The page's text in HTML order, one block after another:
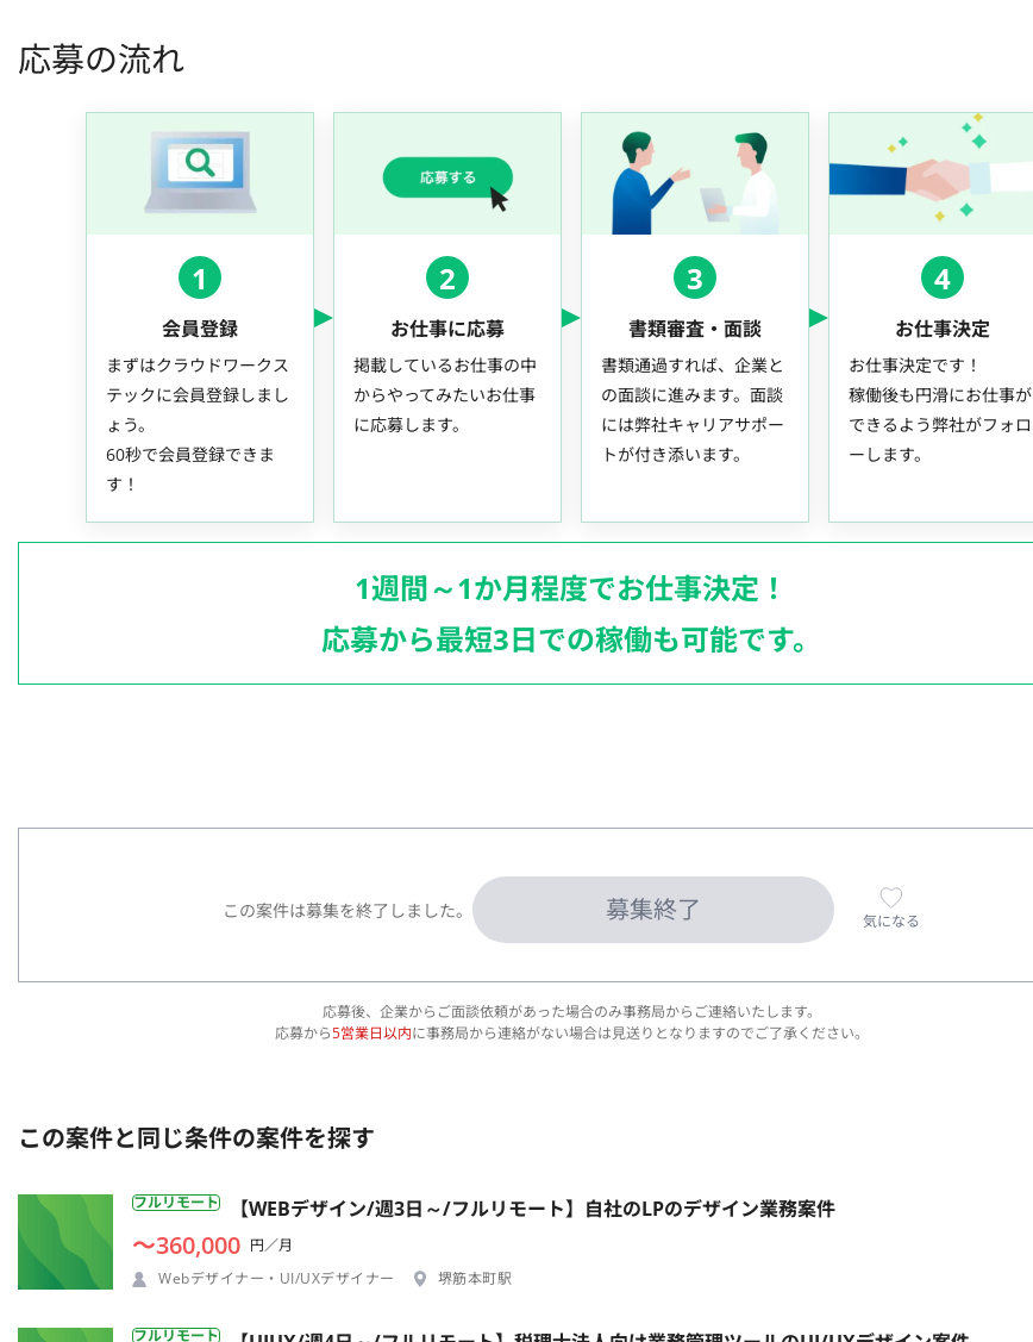
応募の流れ
1
会員登録
まずはクラウドワークス
テックに会員登録しまし
ょう。
60秒で会員登録できま
す！
2
お仕事に応募
掲載しているお仕事の中
からやってみたいお仕事
に応募します。
3
書類審査・面談
書類通過すれば、企業と
の面談に進みます。面談
には弊社キャリアサポー
トが付き添います。
4
お仕事決定
お仕事決定です！
稼働後も円滑にお仕事が
できるよう弊社がフォロ
ーします。
1週間～1か月程度でお仕事決定！
応募から最短3日での稼働も可能です。
この案件は募集を終了しました。 募集終了 気になる
応募後、企業からご面談依頼があった場合のみ事務局からご連絡いたします。
応募から5営業日以内に事務局から連絡がない場合は見送りとなりますのでご了承ください。
この案件と同じ条件の案件を探す
フルリモート 【WEBデザイン/週3日～/フルリモート】自社のLPのデザイン業務案件
〜360,000 円／月
Webデザイナー・UI/UXデザイナー
堺筋本町駅
フルリモート